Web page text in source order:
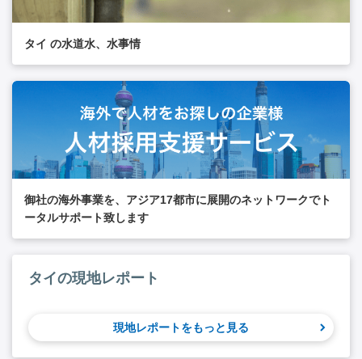
タイ の水道水、水事情
御社の海外事業を、アジア17都市に展開のネットワークでト
ータルサポート致します
タイの現地レポート
現地レポートをもっと見る